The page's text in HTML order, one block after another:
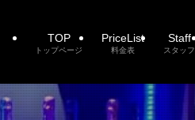
TOP
トップページ
PriceList
料金表
Staff
スタッフ